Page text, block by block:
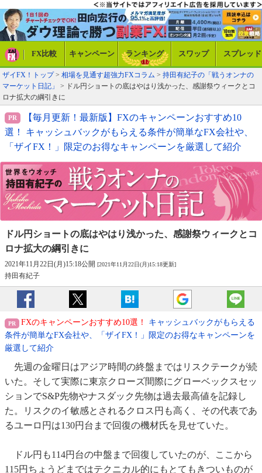
FX比較 キャンペーン ランキング スワップ スプレッド
ザイFX！トップ> 相場を見通す超強力FXコラム > 持田有紀子の「戦うオンナの
マーケット日記」
> ドル円ショートの底はやはり浅かった、感謝祭ウィークとコ
ロナ拡大の綱引きに
【毎月更新！最新版】FXのキャンペーンおすすめ10
選！ キャッシュバックがもらえる条件が簡単なFX会社や、
「ザイFX！」限定のお得なキャンペーンを厳選して紹介
ドル円ショートの底はやはり浅かった、 感謝祭ウィークとコ
ロナ拡大の綱引きに
2021年11月22日(月)15:18公開 [2021年11月22日(月)15:18更新]
持田有紀子
FXのキャンペーンおすすめ10選！
キャッシュバックがもらえる
条件が簡単なFX会社や、「ザイFX！」限定のお得なキャンペーンを
厳選して紹介
先週の金曜日はアジア時間の終盤まではリスクテークが続
いた。そして実際に東京クローズ間際にグローベックスセッ
ションでS&P先物やナスダック先物は過去最高値を記録し
た。リスクのイ敏感とされるクロス円も高く、その代表であ
るユーロ円は130円台まで回復の機材氏を見せていた。
ドル円も114円台の中盤まで回復していたのが、ここから
115円ちょうどまではテクニカル的にもとてもきついものが